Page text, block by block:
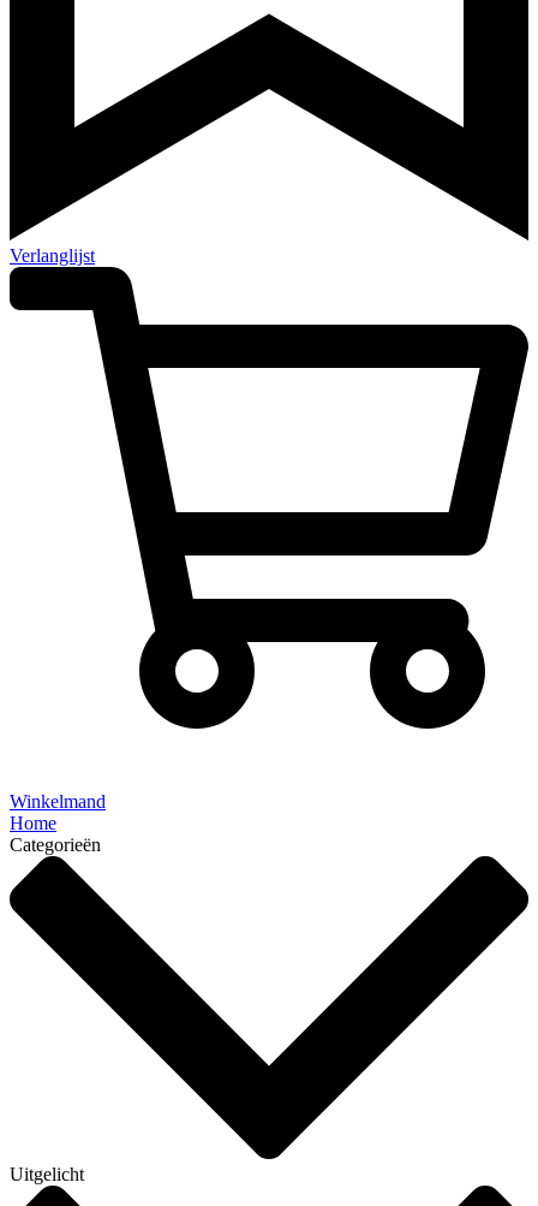
Verlanglijst
Winkelmand
Home
Categorieën
Uitgelicht